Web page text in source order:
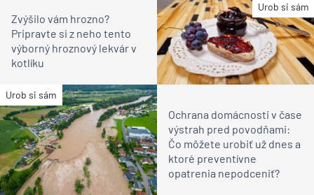
Urob si sám
Zvýšilo vám hrozno?
Pripravte si z neho tento
výborný hroznový lekvár v
kotlíku
Urob si sám
Ochrana domácnosti v čase
výstrah pred povodňami:
Čo môžete urobiť už dnes a
ktoré preventívne
opatrenia nepodceniť?